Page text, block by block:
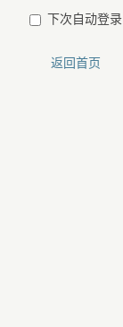
下次自动登录
返回首页